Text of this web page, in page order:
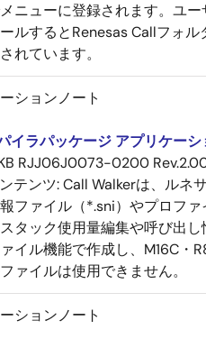
ニューに登録されます。ユ
ルするとRenesas Callフォ
れています。
ションノート
イラパッケージ アプリケー
RJJ06J0073-0200
テンツ:Call Walkerは、ルネ
ファイル（*.sni）やプロフ
タック使用量編集や呼び出
イル機能で作成し、M16C・
ァイルは使用できません。
ションノート